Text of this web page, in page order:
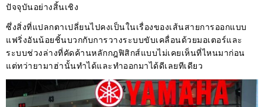
ปัจจุบันอย่างสิ้นเชิง
ซึ่งสิ่งที่แปลกตาเปลี่ยนไปคงเป็นในเรื่องของเส้นสายการออกแบบ
แฟริ่งอันน้อยชิ้นบวกกับการวางระบบขับเคลื่อนด้วยมอเตอร์และ
ระบบช่วงล่างที่คัดค้านหลักกฎฟิสิกส์แบบไม่เคยเห็นที่ไหนมาก่อน
แต่ทว่ายามาฮ่านั้นทำได้และทำออกมาได้ดีเลยทีเดียว